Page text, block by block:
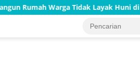
Tidak Layak Huni di Bluto Sumenep